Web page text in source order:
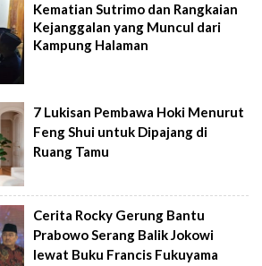
Kematian Sutrimo dan Rangkaian
Kejanggalan yang Muncul dari
Kampung Halaman
7 Lukisan Pembawa Hoki Menurut
Feng Shui untuk Dipajang di
Ruang Tamu
Cerita Rocky Gerung Bantu
Prabowo Serang Balik Jokowi
lewat Buku Francis Fukuyama